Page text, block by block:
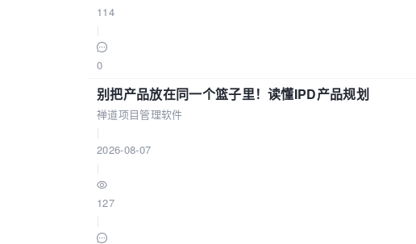
114
0
别把产品放在同一个篮子里！读懂IPD产品规划
禅道项目管理软件
2026-08-07
127